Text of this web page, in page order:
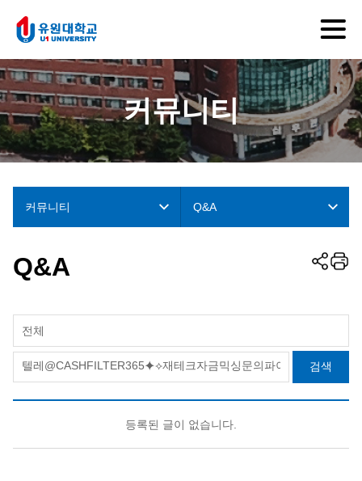
커뮤니티
커뮤니티 Q&A
Q&A
전체
검색
등록된 글이 없습니다.